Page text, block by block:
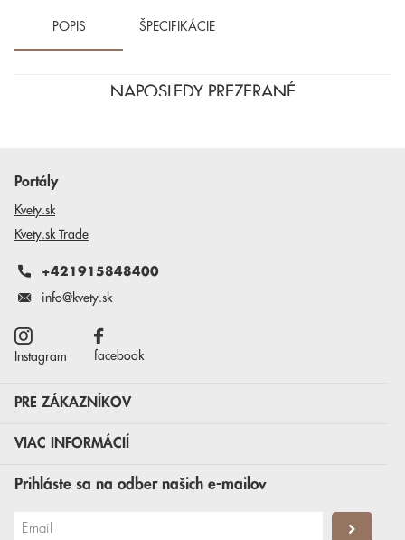
POPIS ŠPECIFIKÁCIE
NAPOSLEDY PREZERANÉ
Portály
Kvety.sk
Kvety.sk Trade
+421915848400
info@kvety.sk
Instagram facebook
PRE ZÁKAZNÍKOV
VIAC INFORMÁCIÍ
Prihláste sa na odber našich e-mailov